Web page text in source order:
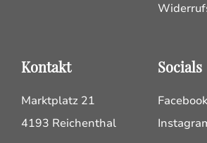
Kontakt
Marktplatz 21
4193 Reichenthal
Socials
Facebook